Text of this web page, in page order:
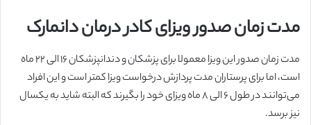
مدت زمان صدور ویزای کادر درمان دانمارک
مدت زمان صدور این ویزا معمولا برای پزشکان و دندانپزشکان ۱۶ الی ۲۲ ماه
است، اما برای پرستاران مدت پردازش درخواست ویزا کمتر است و این افراد
می‌توانند در طول ۶ الی ۸ ماه ویزای خود را بگیرند که البته شاید به یکسال
نیز برسد.